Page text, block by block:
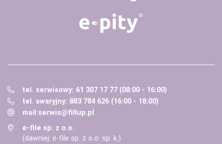
tel. serwisowy: 61 307 17 77 (08:00 - 16:00)
tel. awaryjny: 883 784 626 (16:00 - 18:00)
mail:serwis@fillup.pl
e-file sp. z o.o.
(dawniej: e-file sp. z o.o. sp. k.)